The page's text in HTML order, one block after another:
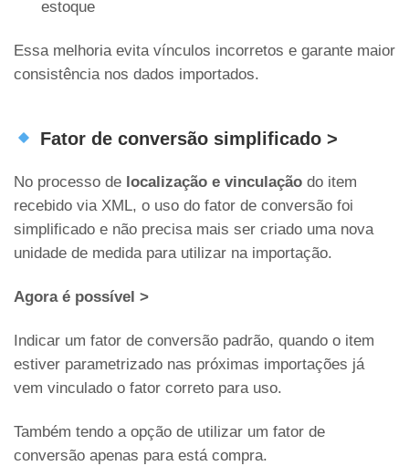
estoque
Essa melhoria evita vínculos incorretos e garante maior
consistência nos dados importados.
Fator de conversão simplificado >
No processo de localização e vinculação do item
recebido via XML, o uso do fator de conversão foi
simplificado e não precisa mais ser criado uma nova
unidade de medida para utilizar na importação.
Agora é possível >
Indicar um fator de conversão padrão, quando o item
estiver parametrizado nas próximas importações já
vem vinculado o fator correto para uso.
Também tendo a opção de utilizar um fator de
conversão apenas para está compra.